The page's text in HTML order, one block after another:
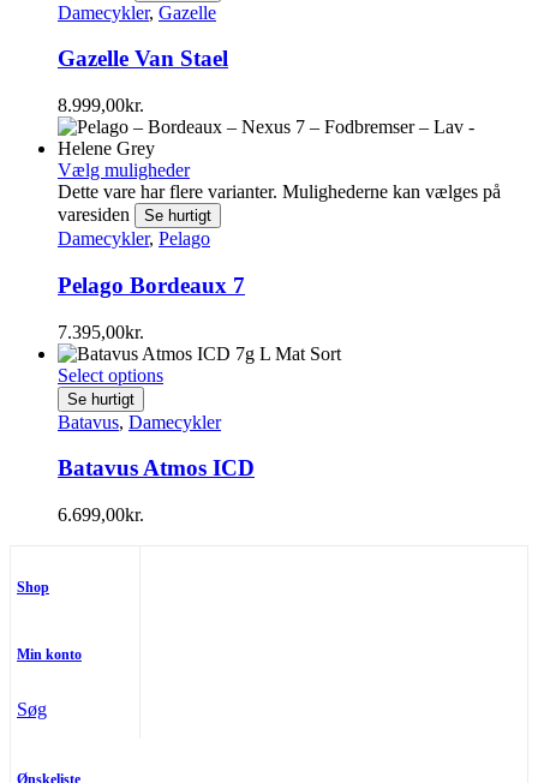
Damecykler, Gazelle
Gazelle Van Stael
8.999,00kr.
Vælg muligheder
Dette vare har flere varianter. Mulighederne kan vælges på
varesiden
Se hurtigt
Damecykler, Pelago
Pelago Bordeaux 7
7.395,00kr.
Select options
Se hurtigt
Batavus, Damecykler
Batavus Atmos ICD
6.699,00kr.
Shop
Min konto
Søg
Ønskeliste